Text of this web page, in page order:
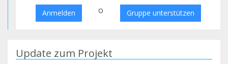
Anmelden o Gruppe unterstützen
Update zum Projekt